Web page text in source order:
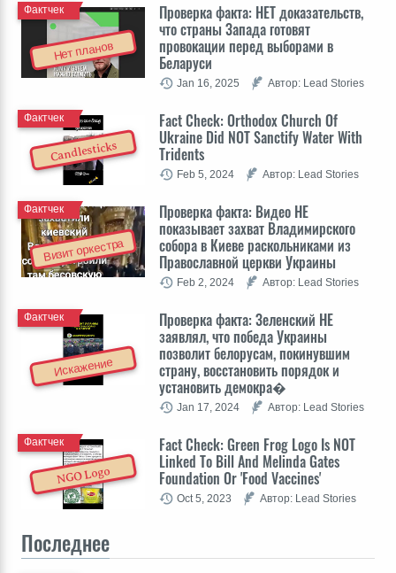
Нет планов
Проверка факта: НЕТ доказательств,
что страны Запада готовят
провокации перед выборами в
Беларуси
Фактчек
Jan 16, 2025 Автор: Lead Stories
Candlesticks
Fact Check: Orthodox Church Of
Ukraine Did NOT Sanctify Water With
Tridents
Фактчек
Feb 5, 2024 Автор: Lead Stories
Визит оркестра
Проверка факта: Видео НЕ
показывает захват Владимирского
собора в Киеве раскольниками из
Православной церкви Украины
Фактчек
Feb 2, 2024 Автор: Lead Stories
Искажение
Проверка факта: Зеленский НЕ
заявлял, что победа Украины
позволит белорусам, покинувшим
страну, восстановить порядок и
установить демокра�
Фактчек
Jan 17, 2024 Автор: Lead Stories
NGO Logo
Fact Check: Green Frog Logo Is NOT
Linked To Bill And Melinda Gates
Foundation Or 'Food Vaccines'
Фактчек
Oct 5, 2023 Автор: Lead Stories
Последнее